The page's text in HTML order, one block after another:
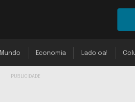
Mundo Economia Lado oa!